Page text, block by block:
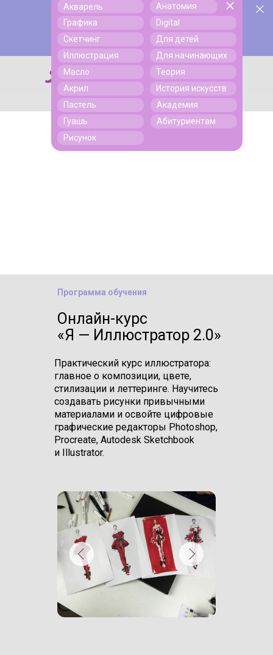
Поиск
Поиск
Акварель
Графика
Скетчинг
Иллюстрация
Масло
Акрил
Пастель
Гуашь
Рисунок
Анатомия
Digital
Для детей
Для начинающих
Теория
История искусств
Академия
Абитуриентам
Онлайн-курс
«Я — Иллюстратор 2.0»
Программа обучения
Практический курс иллюстратора:
главное о композиции, цвете,
стилизации и леттеринге. Научитесь
создавать рисунки привычными
материалами и освойте цифровые
графические редакторы Photoshop,
Procreate, Autodesk Sketchbook
и Illustrator.